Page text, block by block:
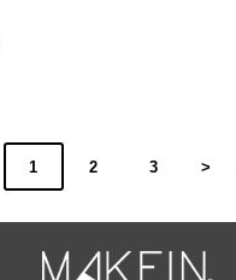
1 2 3 >